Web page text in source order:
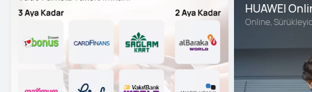
HUAWEI
Online,